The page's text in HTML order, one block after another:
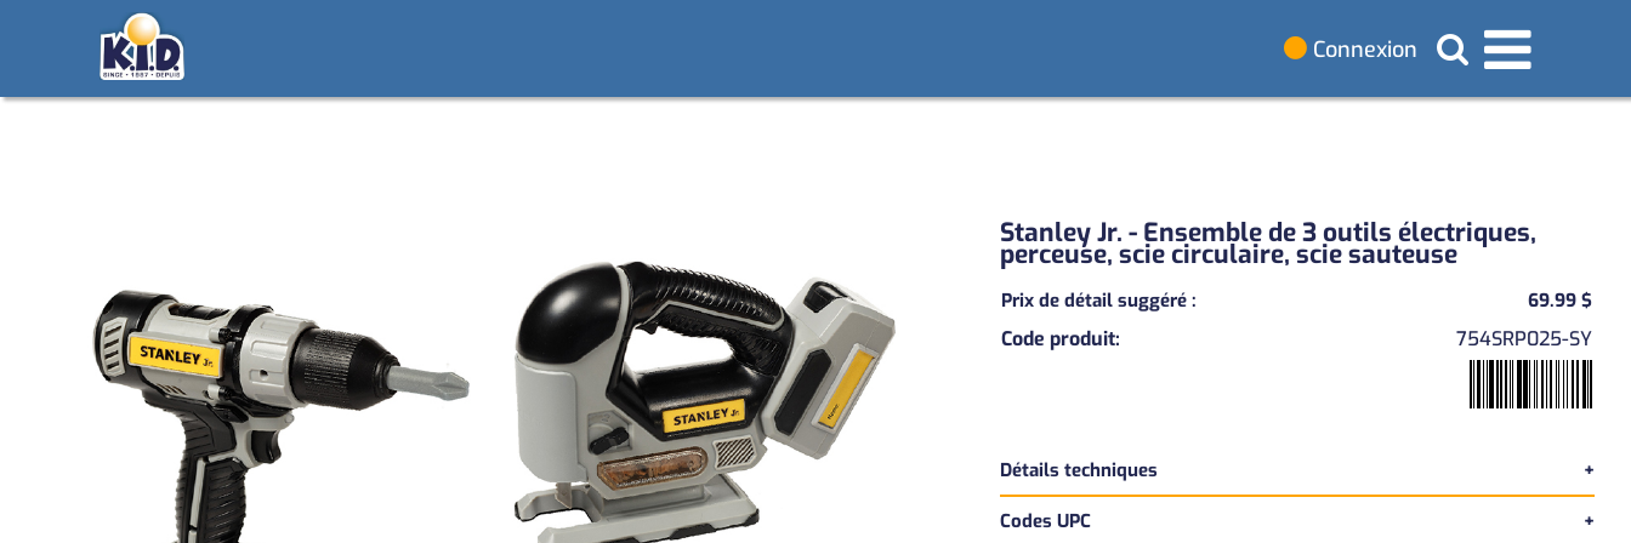
Connexion
Stanley Jr. - Ensemble de 3 outils électriques,
perceuse, scie circulaire, scie sauteuse
Prix de détail suggéré: 69.99 $
Code produit: 754SRP025-SY
Détails techniques
Version bilingue
Codes UPC